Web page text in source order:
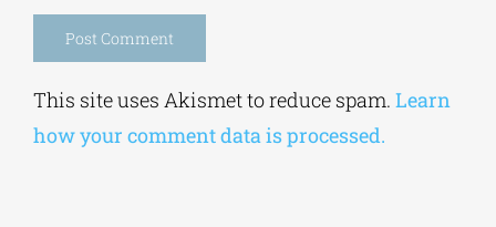
Save my name, email, and website in this
browser for the next time I comment.